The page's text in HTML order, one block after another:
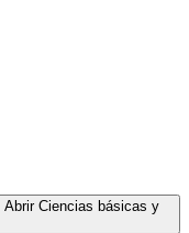
Abrir Ciencias básicas y